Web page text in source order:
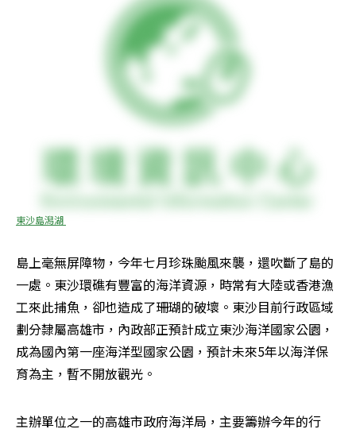
東沙島潟湖
島上毫無屏障物，今年七月珍珠颱風來襲，還吹斷了島的
一處。東沙環礁有豐富的海洋資源，時常有大陸或香港漁
工來此捕魚，卻也造成了珊瑚的破壞。東沙目前行政區域
劃分隸屬高雄市，內政部正預計成立東沙海洋國家公園，
成為國內第一座海洋型國家公園，預計未來5年以海洋保
育為主，暫不開放觀光。
主辦單位之一的高雄市政府海洋局，主要籌辦今年的行